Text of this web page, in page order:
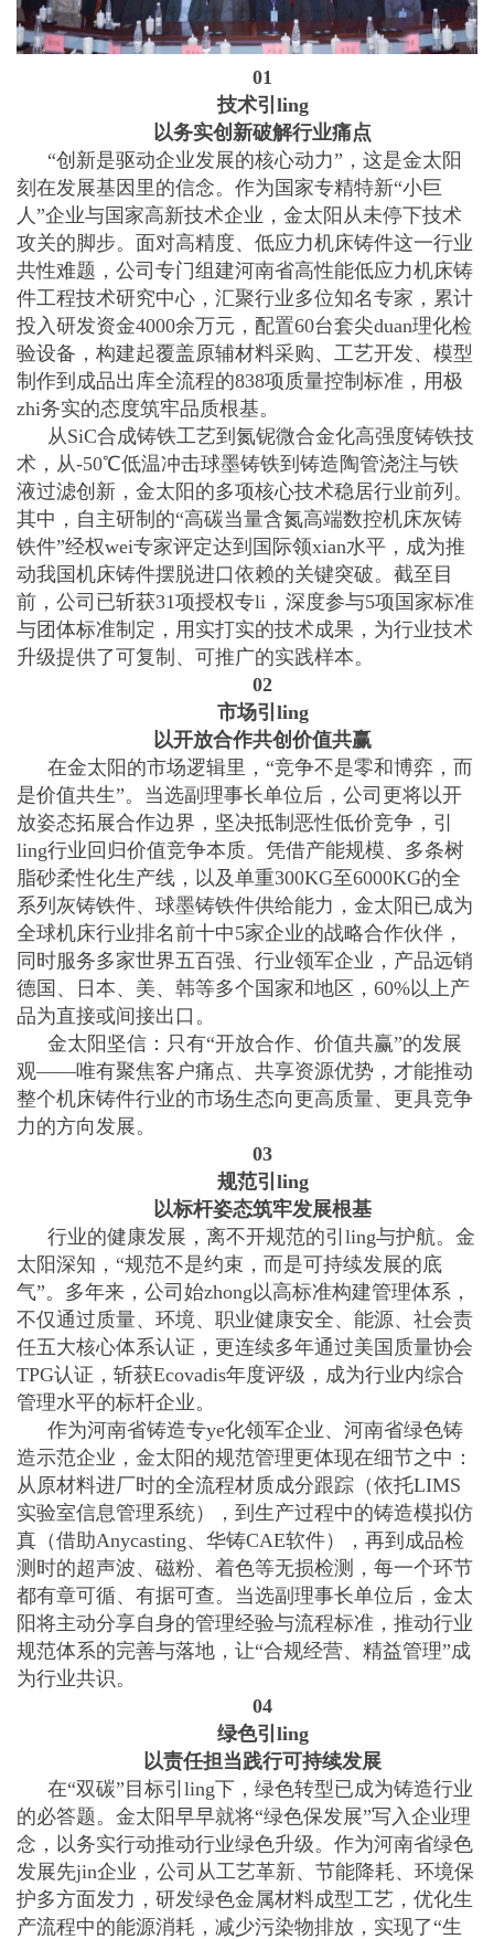
01
技术引ling
以务实创新破解行业痛点
“创新是驱动企业发展的核心动力”，这是金太阳
刻在发展基因里的信念。作为国家专精特新“小巨
人”企业与国家高新技术企业，金太阳从未停下技术
攻关的脚步。面对高精度、低应力机床铸件这一行业
共性难题，公司专门组建河南省高性能低应力机床铸
件工程技术研究中心，汇聚行业多位知名专家，累计
投入研发资金4000余万元，配置60台套尖duan理化检
验设备，构建起覆盖原辅材料采购、工艺开发、模型
制作到成品出库全流程的838项质量控制标准，用极
zhi务实的态度筑牢品质根基。
从SiC合成铸铁工艺到氮铌微合金化高强度铸铁技
术，从-50℃低温冲击球墨铸铁到铸造陶管浇注与铁
液过滤创新，金太阳的多项核心技术稳居行业前列。
其中，自主研制的“高碳当量含氮高端数控机床灰铸
铁件”经权wei专家评定达到国际领xian水平，成为推
动我国机床铸件摆脱进口依赖的关键突破。截至目
前，公司已斩获31项授权专li，深度参与5项国家标准
与团体标准制定，用实打实的技术成果，为行业技术
升级提供了可复制、可推广的实践样本。
02
市场引ling
以开放合作共创价值共赢
在金太阳的市场逻辑里，“竞争不是零和博弈，而
是价值共生”。当选副理事长单位后，公司更将以开
放姿态拓展合作边界，坚决抵制恶性低价竞争，引
ling行业回归价值竞争本质。凭借产能规模、多条树
脂砂柔性化生产线，以及单重300KG至6000KG的全
系列灰铸铁件、球墨铸铁件供给能力，金太阳已成为
全球机床行业排名前十中5家企业的战略合作伙伴，
同时服务多家世界五百强、行业领军企业，产品远销
德国、日本、美、韩等多个国家和地区，60%以上产
品为直接或间接出口。
金太阳坚信：只有“开放合作、价值共赢”的发展
观——唯有聚焦客户痛点、共享资源优势，才能推动
整个机床铸件行业的市场生态向更高质量、更具竞争
力的方向发展。
03
规范引ling
以标杆姿态筑牢发展根基
行业的健康发展，离不开规范的引ling与护航。金
太阳深知，“规范不是约束，而是可持续发展的底
气”。多年来，公司始zhong以高标准构建管理体系，
不仅通过质量、环境、职业健康安全、能源、社会责
任五大核心体系认证，更连续多年通过美国质量协会
TPG认证，斩获Ecovadis年度评级，成为行业内综合
管理水平的标杆企业。
作为河南省铸造专ye化领军企业、河南省绿色铸
造示范企业，金太阳的规范管理更体现在细节之中：
从原材料进厂时的全流程材质成分跟踪（依托LIMS
实验室信息管理系统），到生产过程中的铸造模拟仿
真（借助Anycasting、华铸CAE软件），再到成品检
测时的超声波、磁粉、着色等无损检测，每一个环节
都有章可循、有据可查。当选副理事长单位后，金太
阳将主动分享自身的管理经验与流程标准，推动行业
规范体系的完善与落地，让“合规经营、精益管理”成
为行业共识。
04
绿色引ling
以责任担当践行可持续发展
在“双碳”目标引ling下，绿色转型已成为铸造行业
的必答题。金太阳早早就将“绿色保发展”写入企业理
念，以务实行动推动行业绿色升级。作为河南省绿色
发展先jin企业，公司从工艺革新、节能降耗、环境保
护多方面发力，研发绿色金属材料成型工艺，优化生
产流程中的能源消耗，减少污染物排放，实现了“生